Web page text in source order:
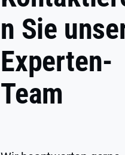
n Sie
Experten-
Team